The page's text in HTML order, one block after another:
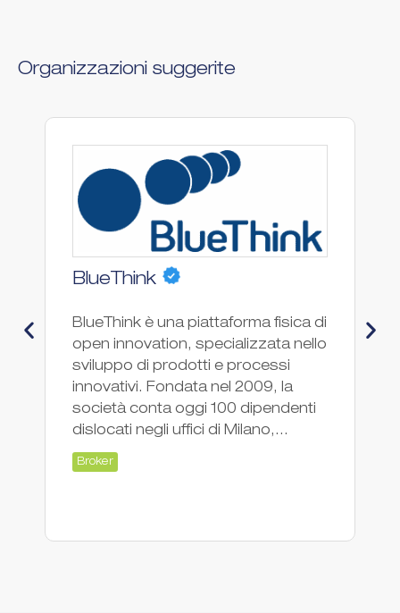
Organizzazioni suggerite
BlueThink
BlueThink è una piattaforma fisica di
open innovation, specializzata nello
sviluppo di prodotti e processi
innovativi. Fondata nel 2009, la
società conta oggi 100 dipendenti
dislocati negli uffici di Milano,...
Broker